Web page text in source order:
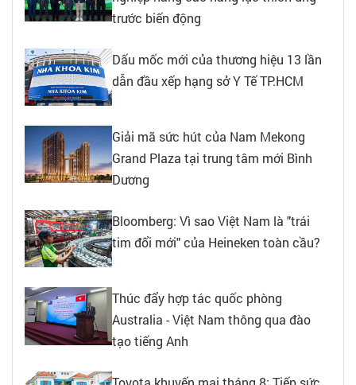
trước biến động
Dấu mốc mới của thương hiệu 13 lần
dẫn đầu xếp hạng sở Y Tế TP.HCM
Giải mã sức hút của Nam Mekong
Grand Plaza tại trung tâm mới Bình
Dương
Bloomberg: Vì sao Việt Nam là "trái
tim đổi mới" của Heineken toàn cầu?
Thúc đẩy hợp tác quốc phòng
Australia - Việt Nam thông qua đào
tạo tiếng Anh